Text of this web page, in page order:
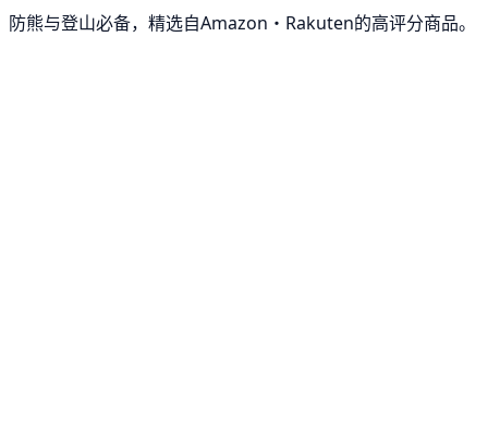
防熊与登山必备，精选自Amazon・Rakuten的高评分商品。